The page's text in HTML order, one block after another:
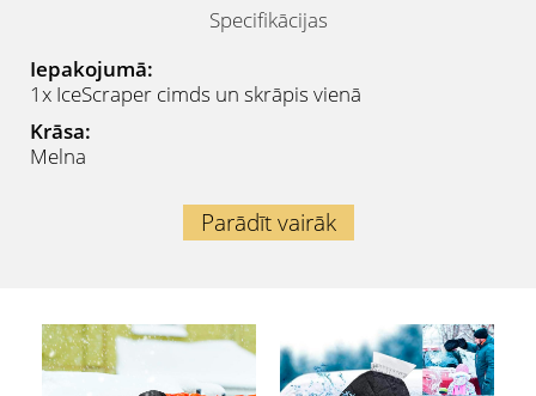
Specifikācijas
Iepakojumā:
1x IceScraper cimds un skrāpis vienā
Krāsa:
Melna
Parādīt vairāk